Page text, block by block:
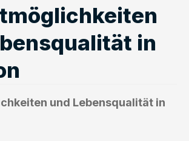
in
und Lebensqualität in